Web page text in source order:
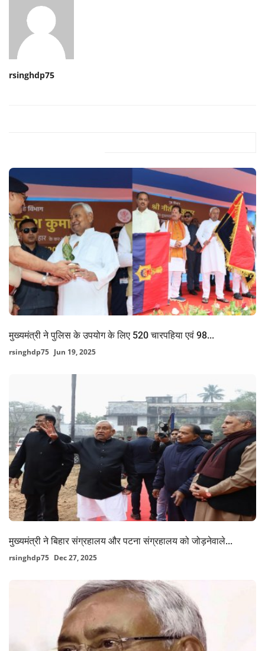
rsinghdp75
मुख्यमंत्री ने पुलिस के उपयोग के लिए 520 चारपहिया एवं 98...
rsinghdp75 Jun 19, 2025
मुख्यमंत्री ने बिहार संग्रहालय और पटना संग्रहालय को जोड़नेवाले...
rsinghdp75 Dec 27, 2025